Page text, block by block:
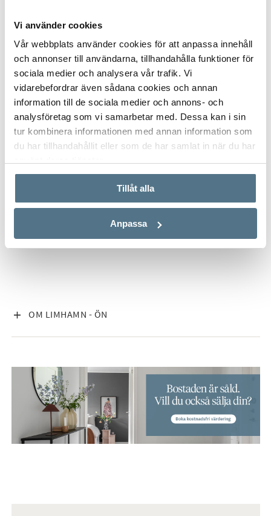
Vi använder cookies
Vår webbplats använder cookies för att anpassa innehåll
och annonser till användarna, tillhandahålla funktioner för
sociala medier och analysera vår trafik. Vi
vidarebefordrar även sådana cookies och annan
information till de sociala medier och annons- och
analysföretag som vi samarbetar med. Dessa kan i sin
tur kombinera informationen med annan information som
du har tillhandahållit eller som de har samlat in när du har
Tillåt alla
Anpassa
OM LIMHAMN - ÖN
VISA INNEHÅLL